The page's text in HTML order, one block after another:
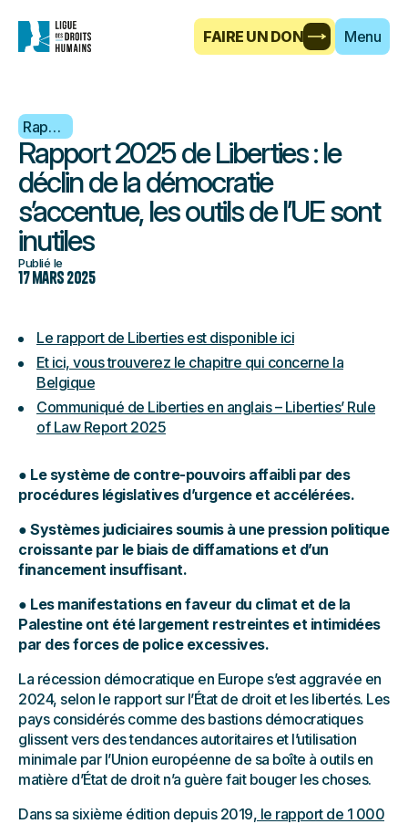
FAIRE UN DON Menu
Rapport
Rapport 2025 de Liberties : le
déclin de la démocratie
s’accentue, les outils de l’UE sont
inutiles
Publié le
17 mars 2025
Le rapport de Liberties est disponible ici
Et ici, vous trouverez le chapitre qui concerne la
Belgique
Communiqué de Liberties en anglais – Liberties’ Rule
of Law Report 2025
● Le système de contre-pouvoirs affaibli par des
procédures législatives d’urgence et accélérées.
● Systèmes judiciaires soumis à une pression politique
croissante par le biais de diffamations et d’un
financement insuffisant.
● Les manifestations en faveur du climat et de la
Palestine ont été largement restreintes et intimidées
par des forces de police excessives.
La récession démocratique en Europe s’est aggravée en
2024, selon le rapport sur l’État de droit et les libertés. Les
pays considérés comme des bastions démocratiques
glissent vers des tendances autoritaires et l’utilisation
minimale par l’Union européenne de sa boîte à outils en
matière d’État de droit n’a guère fait bouger les choses.
Dans sa sixième édition depuis 2019, le rapport de 1 000